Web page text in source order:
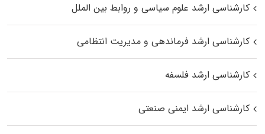
کارشناسی ارشد علوم سیاسی و روابط بین الملل
کارشناسی ارشد فرماندهی و مدیریت انتظامی
کارشناسی ارشد فلسفه
کارشناسی ارشد ایمنی صنعتی